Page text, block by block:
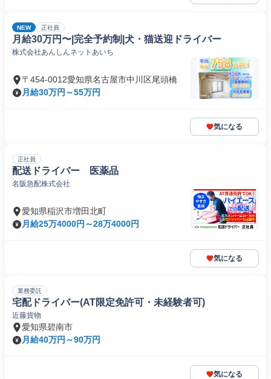
NEW 正社員
月給30万円〜|完全予約制|犬・猫送迎ドライバー
株式会社あんしんネットあいち
〒454-0012愛知県名古屋市中川区尾頭橋
月給30万円～55万円
気になる
正社員
配送ドライバー 医薬品
名阪急配株式会社
愛知県稲沢市増田北町
月給25万4000円～28万4000円
気になる
業務委託
宅配ドライバー(AT限定免許可・未経験者可)
近藤貨物
愛知県碧南市
月給40万円～90万円
気になる